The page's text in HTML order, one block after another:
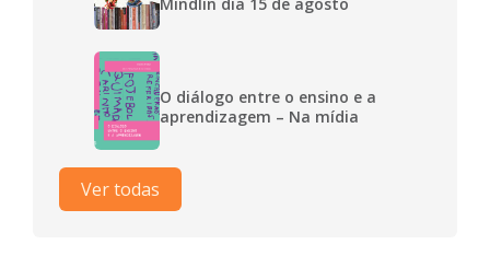
O diálogo entre o ensino e a
aprendizagem – Na mídia
Ver todas